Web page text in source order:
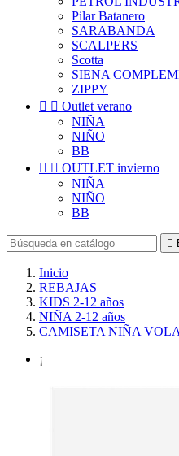
Pilar Batanero
SARABANDA
SCALPERS
Scotta
SIENA
ZIPPY
  Outlet verano
NIÑA
NIÑO
BB
  OUTLET invierno
NIÑA
NIÑO
BB

Inicio
REBAJAS
KIDS 2-12 años
NIÑA 2-12 años
CAMISETA NIÑA
¡